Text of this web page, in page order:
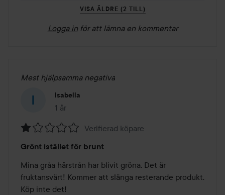
VISA ÄLDRE (2 TILL)
Logga in för att lämna en kommentar
Mest hjälpsamma negativa
Isabella
1 år
Inlägget skapades 1 år
1
av
5
Verifierad köpare
Grönt istället för brunt
Mina gråa hårstrån har blivit gröna. Det är
fruktansvärt! Kommer att slänga resterande produkt.
Köp inte det!